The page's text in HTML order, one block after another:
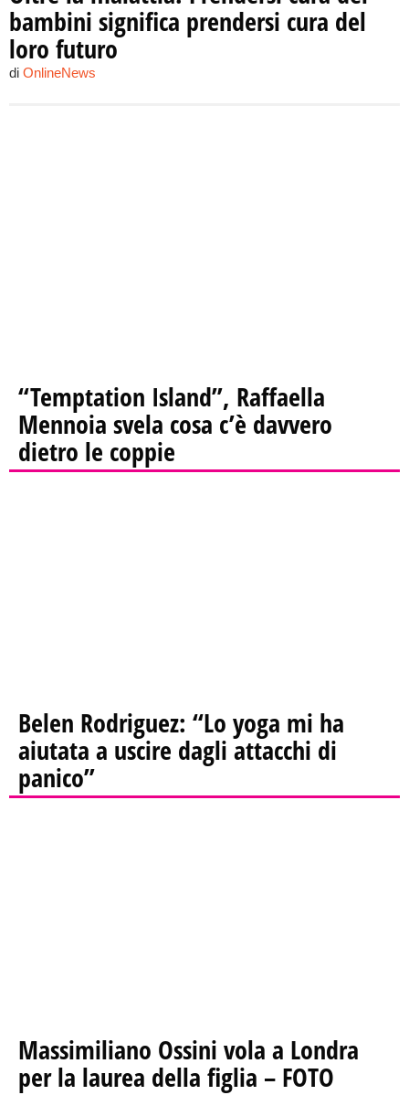
bambini significa prendersi cura del
loro futuro
di OnlineNews
“Temptation Island”, Raffaella
Mennoia svela cosa c’è davvero
dietro le coppie
Belen Rodriguez: “Lo yoga mi ha
aiutata a uscire dagli attacchi di
panico”
Massimiliano Ossini vola a Londra
per la laurea della figlia – FOTO